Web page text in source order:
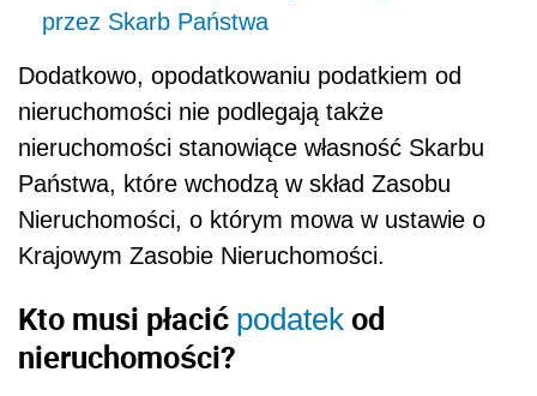
przez Skarb Państwa
Dodatkowo, opodatkowaniu podatkiem od
nieruchomości nie podlegają także
nieruchomości stanowiące własność Skarbu
Państwa, które wchodzą w skład Zasobu
Nieruchomości, o którym mowa w ustawie o
Krajowym Zasobie Nieruchomości.
Kto musi płacić podatek od
nieruchomości?